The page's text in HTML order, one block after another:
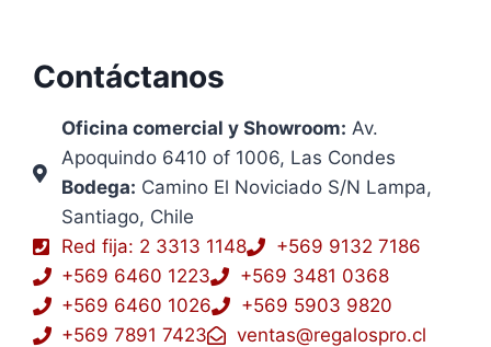
Contáctanos
Oficina comercial y Showroom: Av.
Apoquindo 6410 of 1006, Las Condes
Bodega: Camino El Noviciado S/N Lampa,
Santiago, Chile
Red fija: 2 3313 1148
+569 9132 7186
+569 6460 1223
+569 3481 0368
+569 6460 1026
+569 5903 9820
+569 7891 7423
ventas@regalospro.cl